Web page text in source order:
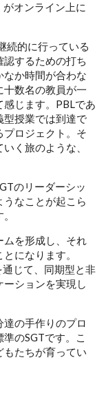
オンライン上に
続的に行っている
するための打ち
か時間が合わな
十数名の教員が一
じます。PBLであ
型授業では到達で
プロジェクト。そ
く旅のような、
のリーダーシッ
なことが起こら
ムを形成し、それ
になります。
じて、同期型と非
ションを実現し
の手作りのプロ
のSGTです。こ
たちが育ってい